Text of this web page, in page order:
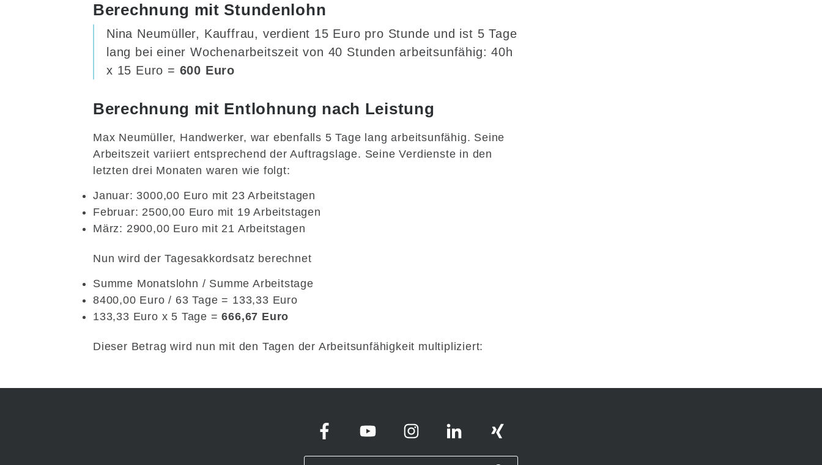
Berechnung mit Stundenlohn
Nina Neumüller, Kauffrau, verdient 15 Euro pro Stunde und ist 5 Tage
lang bei einer Wochenarbeitszeit von 40 Stunden arbeitsunfähig: 40h
x 15 Euro = 600 Euro
Berechnung mit Entlohnung nach Leistung
Max Neumüller, Handwerker, war ebenfalls 5 Tage lang arbeitsunfähig. Seine
Arbeitszeit variiert entsprechend der Auftragslage. Seine Verdienste in den
letzten drei Monaten waren wie folgt:
Januar: 3000,00 Euro mit 23 Arbeitstagen
Februar: 2500,00 Euro mit 19 Arbeitstagen
März: 2900,00 Euro mit 21 Arbeitstagen
Nun wird der Tagesakkordsatz berechnet
Summe Monatslohn / Summe Arbeitstage
8400,00 Euro / 63 Tage = 133,33 Euro
133,33 Euro x 5 Tage =666,67 Euro
Dieser Betrag wird nun mit den Tagen der Arbeitsunfähigkeit multipliziert: